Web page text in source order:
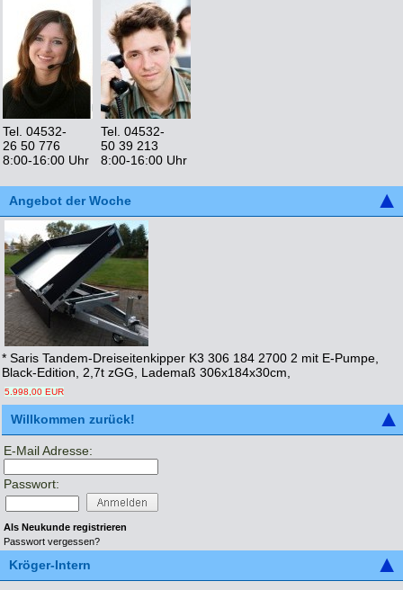
Tel. 04532-
26 50 776
8:00-16:00 Uhr
Tel. 04532-
50 39 213
8:00-16:00 Uhr
Angebot der Woche
* Saris Tandem-Dreiseitenkipper K3 306 184 2700 2 mit E-Pumpe,
Black-Edition, 2,7t zGG, Lademaß 306x184x30cm,
5.998,00 EUR
Willkommen zurück!
E-Mail Adresse:
Passwort:
Als Neukunde registrieren
Passwort vergessen?
Kröger-Intern